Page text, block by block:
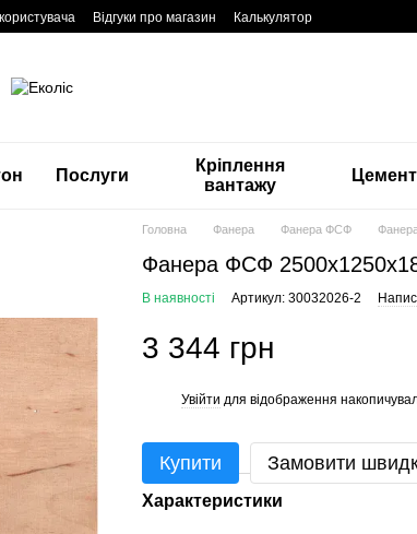
Відгуки про магазин Калькулятор
Послуги
Кріплення
вантажу
Цемент
Головна Фанера Фанера ФСФ
Фанера ФСФ
В наявності Артикул: 30032026-2
3 344 грн
Увійти для відображення
Купити Замовити
Характеристики